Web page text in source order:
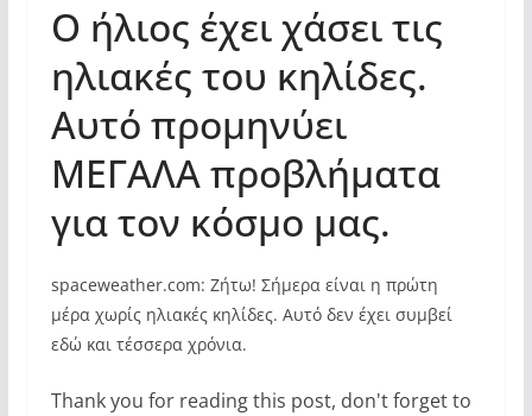
Ο ήλιος έχει χάσει τις
ηλιακές του κηλίδες.
Αυτό προμηνύει
ΜΕΓΑΛΑ προβλήματα
για τον κόσμο μας.
spaceweather.com: Ζήτω! Σήμερα είναι η πρώτη
μέρα χωρίς ηλιακές κηλίδες. Αυτό δεν έχει συμβεί
εδώ και τέσσερα χρόνια.
Thank you for reading this post, don't forget to